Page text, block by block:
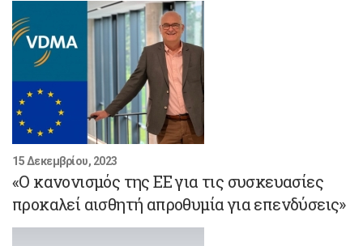
15 Δεκεμβρίου, 2023
«Ο κανονισμός της ΕΕ για τις συσκευασίες
προκαλεί αισθητή απροθυμία για επενδύσεις»